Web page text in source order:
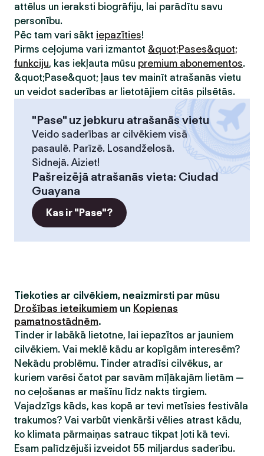
attēlus un ieraksti biogrāfiju, lai parādītu savu
personību.
Pēc tam vari sākt iepazīties!
Pirms ceļojuma vari izmantot &quot;Pases&quot;
funkciju, kas iekļauta mūsu premium abonementos.
&quot;Pase&quot; ļaus tev mainīt atrašanās vietu
un veidot saderības ar lietotājiem citās pilsētās.
"Pase" uz jebkuru atrašanās vietu
Veido saderības ar cilvēkiem visā
pasaulē. Parīzē. Losandželosā.
Sidnejā. Aiziet!
Pašreizējā atrašanās vieta: Ciudad
Guayana
Kas ir "Pase"?
Tiekoties ar cilvēkiem, neaizmirsti par mūsu
Drošības ieteikumiem un Kopienas
pamatnostādnēm.
Tinder ir labākā lietotne, lai iepazītos ar jauniem
cilvēkiem. Vai meklē kādu ar kopīgām interesēm?
Nekādu problēmu. Tinder atradīsi cilvēkus, ar
kuriem varēsi čatot par savām mīļākajām lietām —
no ceļošanas ar mašīnu līdz nakts tirgiem.
Vajadzīgs kāds, kas kopā ar tevi metīsies festivāla
trakumos? Vai varbūt vienkārši vēlies atrast kādu,
ko klimata pārmaiņas satrauc tikpat ļoti kā tevi.
Esam palīdzējuši izveidot 55 miljardus saderību.